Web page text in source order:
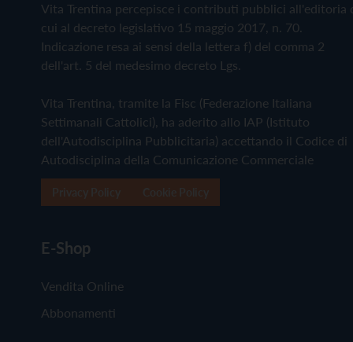
Vita Trentina percepisce i contributi pubblici all'editoria
cui al decreto legislativo 15 maggio 2017, n. 70.
Indicazione resa ai sensi della lettera f) del comma 2
dell'art. 5 del medesimo decreto Lgs.
Vita Trentina, tramite la Fisc (Federazione Italiana
Settimanali Cattolici), ha aderito allo IAP (Istituto
dell'Autodisciplina Pubblicitaria) accettando il Codice di
Autodisciplina della Comunicazione Commerciale
E-Shop
Vendita Online
Abbonamenti